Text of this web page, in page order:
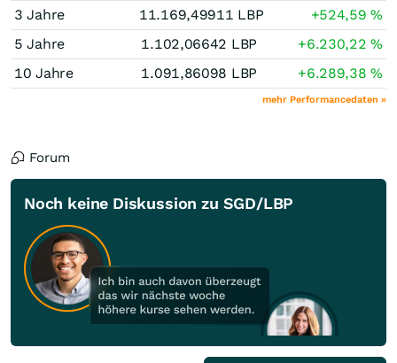
3 Jahre 11.169,49911 LBP +524,59%
5 Jahre
1.102,06642 LBP +6.230,22%
10 Jahre
1.091,86098 LBP +6.289,38%
mehr Performancedaten »
Forum
Noch keine Diskussion zu SGD/LBP